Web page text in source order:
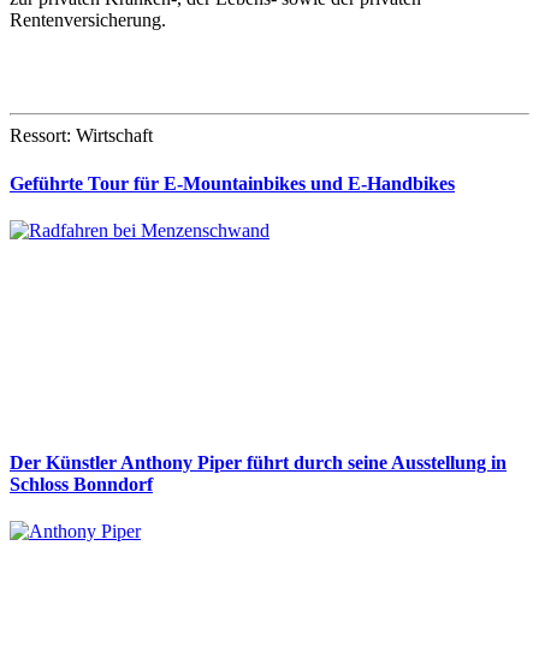
Rentenversicherung.
Ressort: Wirtschaft
Geführte Tour für E-Mountainbikes und E-Handbikes
Der Künstler Anthony Piper führt durch seine Ausstellung in
Schloss Bonndorf